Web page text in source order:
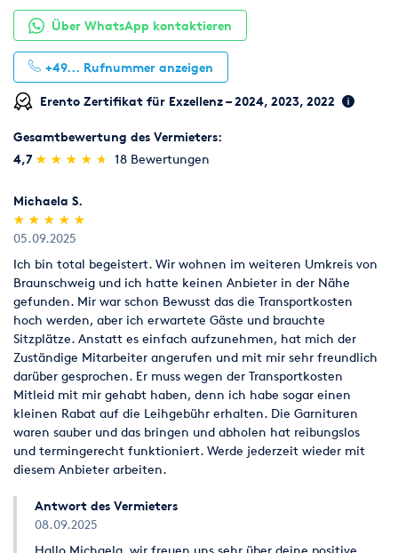
Zelte & Zeltsysteme Beleuchtung
Über WhatsApp kontaktieren
+49... Rufnummer anzeigen
Erento Zertifikat für Exzellenz – 2024, 2023, 2022
Gesamtbewertung des Vermieters:
4,7 (*)
★
★
(*) ★
★
(*) ★
★
(*) ★
★
(*) ★
★ 18 Bewertungen
Michaela S.
(*)
★
★
(*) ★
★
(*) ★
★
(*) ★
★
(*) ★
★
05.09.2025
Ich bin total begeistert. Wir wohnen im weiteren Umkreis von
Braunschweig und ich hatte keinen Anbieter in der Nähe
gefunden. Mir war schon Bewusst das die Transportkosten
hoch werden, aber ich erwartete Gäste und brauchte
Sitzplätze. Anstatt es einfach aufzunehmen, hat mich der
Zuständige Mitarbeiter angerufen und mit mir sehr freundlich
darüber gesprochen. Er muss wegen der Transportkosten
Mitleid mit mir gehabt haben, denn ich habe sogar einen
kleinen Rabat auf die Leihgebühr erhalten. Die Garnituren
waren sauber und das bringen und abholen hat reibungslos
und termingerecht funktioniert. Werde jederzeit wieder mit
diesem Anbieter arbeiten.
Antwort des Vermieters
08.09.2025
Hallo Michaela, wir freuen uns sehr über deine positive